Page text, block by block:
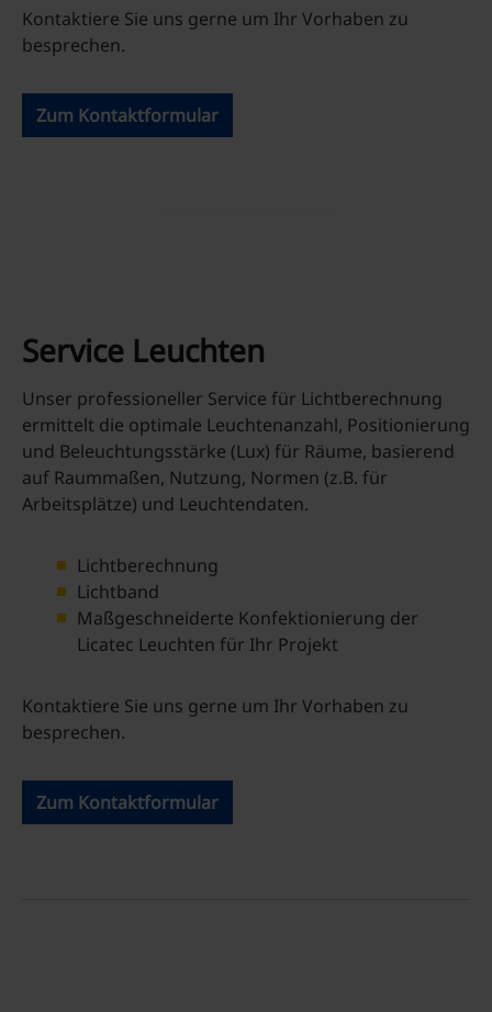
Kontaktiere Sie uns gerne um Ihr Vorhaben zu
besprechen.
Zum Kontaktformular
Service Leuchten
Unser professioneller Service für Lichtberechnung
ermittelt die optimale Leuchtenanzahl, Positionierung
und Beleuchtungsstärke (Lux) für Räume, basierend
auf Raummaßen, Nutzung, Normen (z.B. für
Arbeitsplätze) und Leuchtendaten.
Lichtberechnung
Lichtband
Maßgeschneiderte Konfektionierung der
Licatec Leuchten für Ihr Projekt
Kontaktiere Sie uns gerne um Ihr Vorhaben zu
besprechen.
Zum Kontaktformular